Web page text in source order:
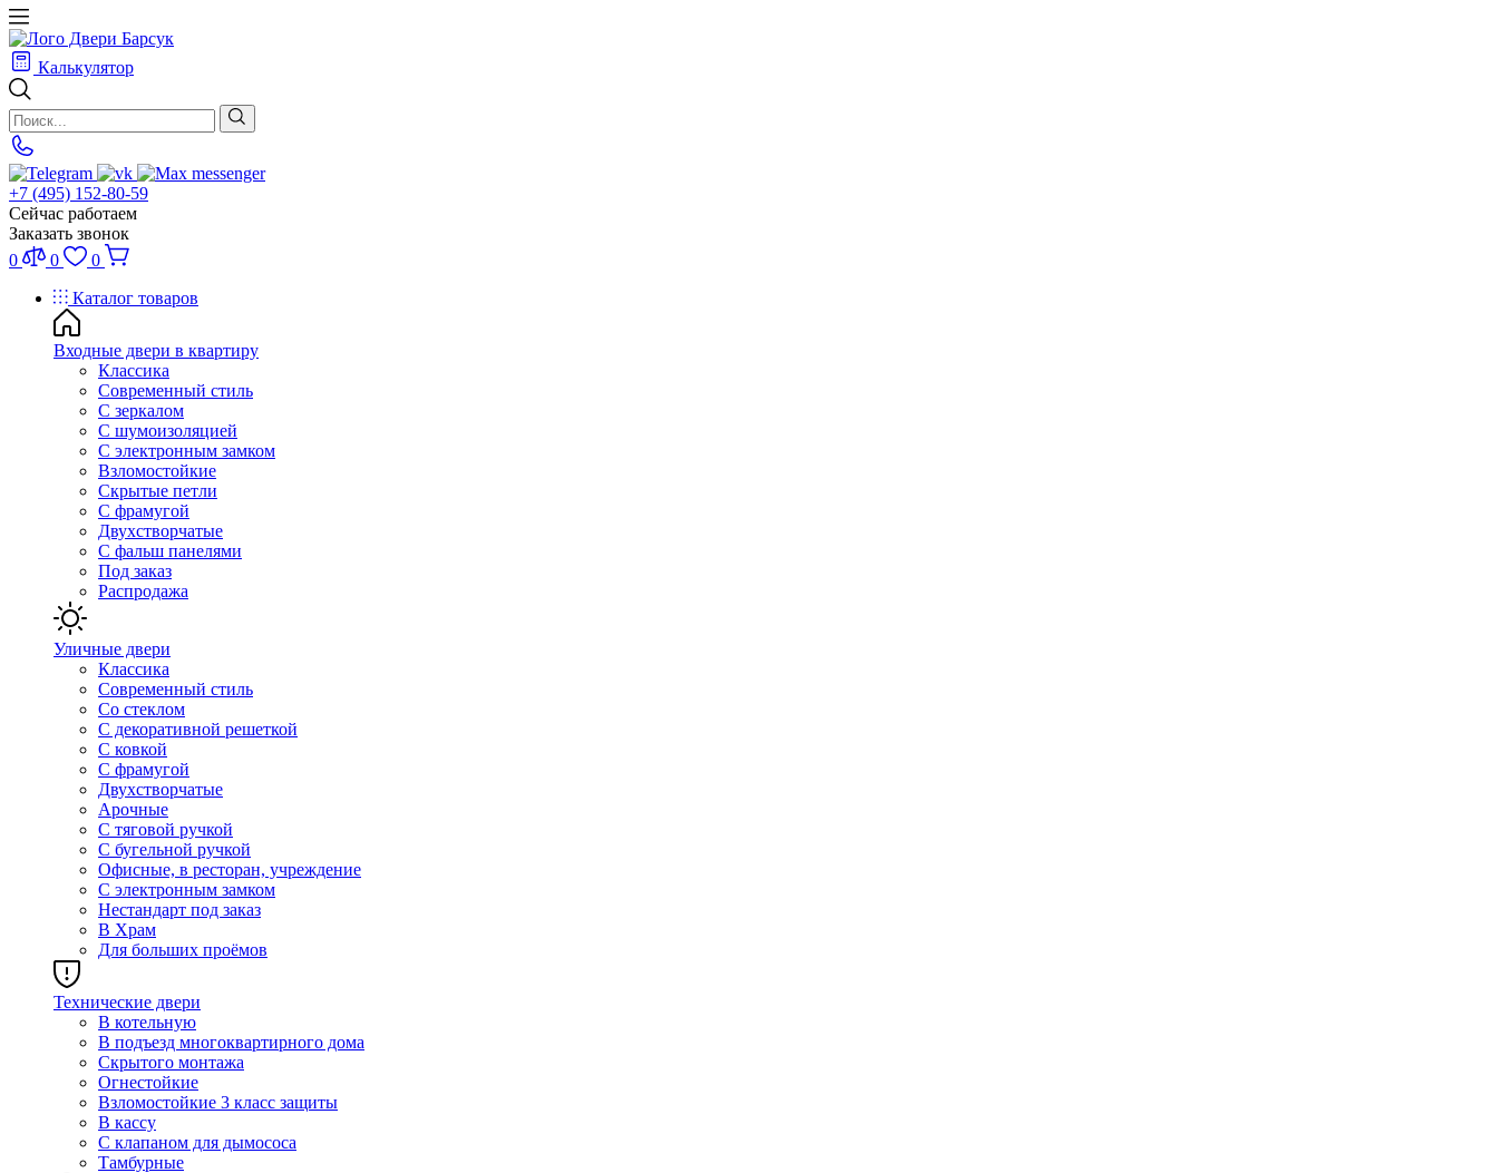
Калькулятор
+7 (495) 152-80-59
Сейчас работаем
Заказать звонок
0
0
0
Каталог товаров
Входные двери в квартиру
Классика
Современный стиль
С зеркалом
С шумоизоляцией
С электронным замком
Взломостойкие
Скрытые петли
С фрамугой
Двухстворчатые
С фальш панелями
Под заказ
Распродажа
Уличные двери
Классика
Современный стиль
Со стеклом
С декоративной решеткой
С ковкой
С фрамугой
Двухстворчатые
Арочные
С тяговой ручкой
С бугельной ручкой
Офисные, в ресторан, учреждение
С электронным замком
Нестандарт под заказ
В Храм
Для больших проёмов
Технические двери
В котельную
В подъезд многоквартирного дома
Скрытого монтажа
Огнестойкие
Взломостойкие 3 класс защиты
В кассу
С клапаном для дымососа
Тамбурные